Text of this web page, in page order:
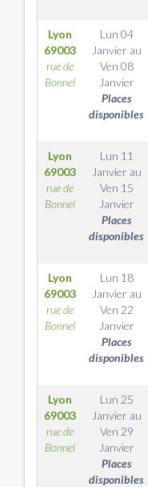
Lyon
69003
rue de
Bonnel
Lun 04
Janvier au
Ven 08
Janvier
Places
disponibles
Lyon
69003
rue de
Bonnel
Lun 11
Janvier au
Ven 15
Janvier
Places
disponibles
Lyon
69003
rue de
Bonnel
Lun 18
Janvier au
Ven 22
Janvier
Places
disponibles
Lyon
69003
rue de
Bonnel
Lun 25
Janvier au
Ven 29
Janvier
Places
disponibles